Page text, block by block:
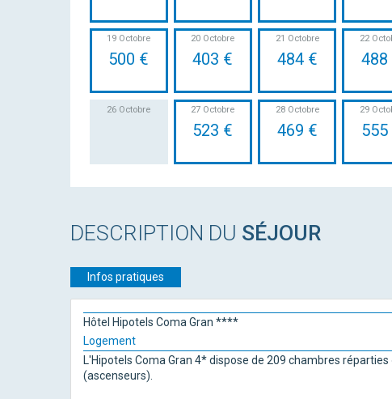
19 Octobre
500 €
20 Octobre
403 €
21 Octobre
484 €
22
488
26 Octobre 27 Octobre
523 €
28 Octobre
469 €
29
555
DESCRIPTION DU SÉJOUR
Infos pratiques
Hôtel Hipotels Coma Gran ****
Logement
L'Hipotels Coma Gran 4* dispose de 209 chambres
(ascenseurs).